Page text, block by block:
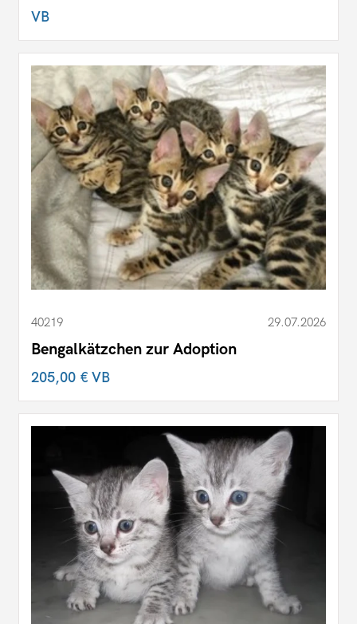
VB
40219 29.07.2026
Bengalkätzchen zur Adoption
205,00 €VB